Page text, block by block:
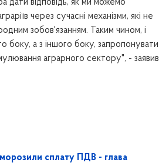
дати відповідь, як ми можемо
через сучасні механізми, які не
зобов'язанням. Таким чином, і
боку, а з іншого боку, запропонувати
аграрного сектору", - заявив
сплату ПДВ - глава